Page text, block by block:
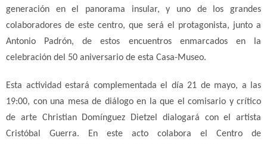
generación en el panorama insular, y uno de los grandes
colaboradores de este centro, que será el protagonista, junto a
Antonio Padrón, de estos encuentros enmarcados en la
celebración del 50 aniversario de esta Casa-Museo.
Esta actividad estará complementada el día 21 de mayo, a las
19:00, con una mesa de diálogo en la que el comisario y crítico
de arte Christian Domínguez Dietzel dialogará con el artista
Cristóbal Guerra. En este acto colabora el Centro de